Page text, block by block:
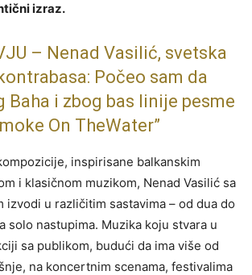
izraz.
– Nenad Vasilić, svetska
Počeo sam da
Baha i zbog bas linije pesme
On TheWater”
inspirisane balkanskim
i klasičnom muzikom, Nenad Vasilić sa
izvodi u različitim sastavima – od dua do
solo nastupima. Muzika koju stvara u
sa publikom, budući da ima više od
na koncertnim scenama, festivalima